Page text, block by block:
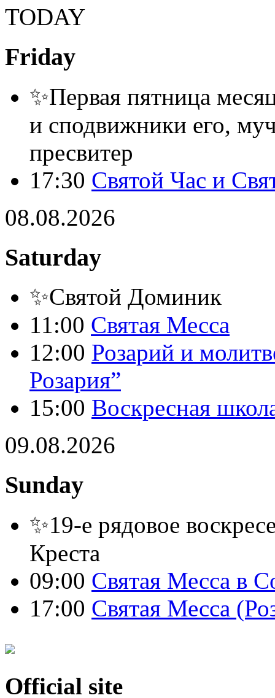
TODAY
Friday
✨Первая пятница
и сподвижники его,
пресвитер
17:30 Святой Час и
08.08.2026
Saturday
✨Святой Доминик
11:00 Святая Месса
12:00 Розарий и
Розария”
15:00 Воскресная
09.08.2026
Sunday
✨19-е рядовое
Креста
09:00 Святая Месса в
17:00 Святая Месса
Official site